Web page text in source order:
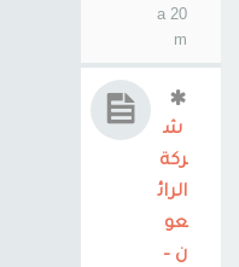
20 a
m
ش
ركة
الرائ
عو
ن –